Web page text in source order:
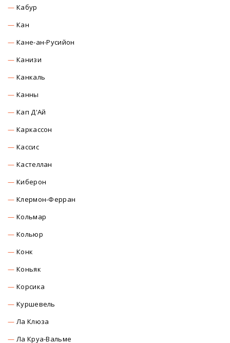
Кабур
Кан
Кане-ан-Русийон
Канизи
Канкаль
Канны
Кап Д'Ай
Каркасcон
Касcиc
Кастеллан
Киберон
Клермон-Ферран
Кольмар
Кольюр
Конк
Коньяк
Корсика
Куршевель
Ла Клюза
Ла Круа-Вальме